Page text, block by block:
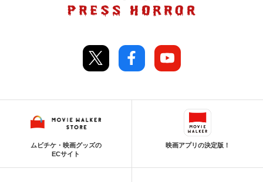
ムビチケ・映画グッズの
ECサイト
映画アプリの決定版！